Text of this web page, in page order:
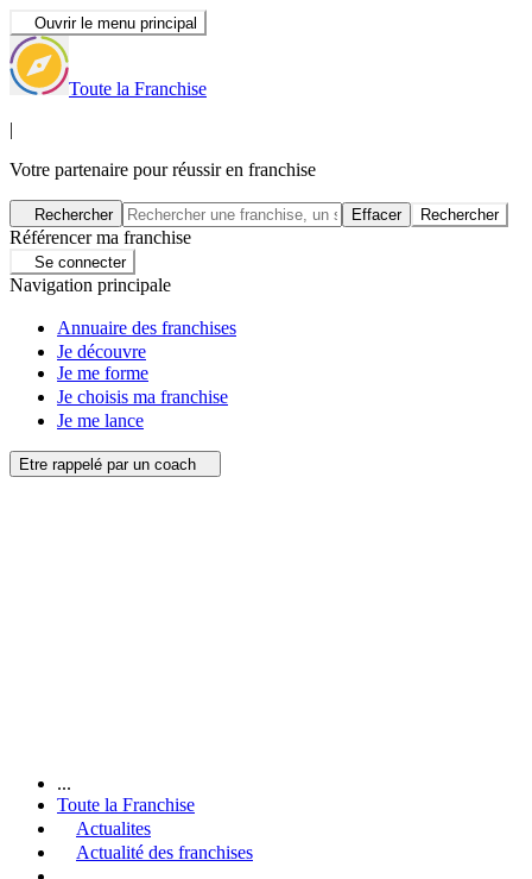
Ouvrir le menu principal
Toute la Franchise
|
Votre partenaire pour réussir en franchise
Rechercher Effacer Rechercher
Référencer ma franchise
Se connecter
Navigation principale
Annuaire des franchises
Je découvre
Je me forme
Je choisis ma franchise
Je me lance
Etre rappelé par un coach
...
Toute la Franchise
Actualites
Actualité des franchises